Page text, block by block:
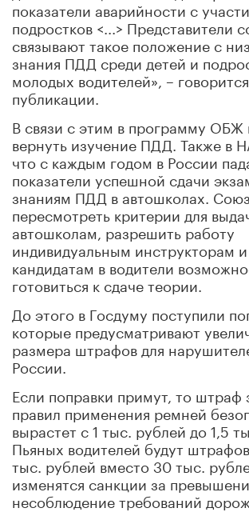
показатели аварийности с
подростков <...> Представители
связывают такое положение с
знания ПДД среди детей и
молодых водителей», –
публикации.
В связи с этим в программу ОБЖ
вернуть изучение ПДД. Также в
что с каждым годом в России
показатели успешной сдачи
знаниям ПДД в автошколах.
пересмотреть критерии для
автошколам, разрешить работу
индивидуальным инструкторам
кандидатам в водители
готовиться к сдаче теории.
До этого в Госдуму поступили
которые предусматривают
размера штрафов для
России.
Если поправки примут, то
правил применения ремней
вырастет с 1 тыс. рублей до 1,5
Пьяных водителей будут
тыс. рублей вместо 30 тыс.
изменятся санкции за
несоблюдение требований